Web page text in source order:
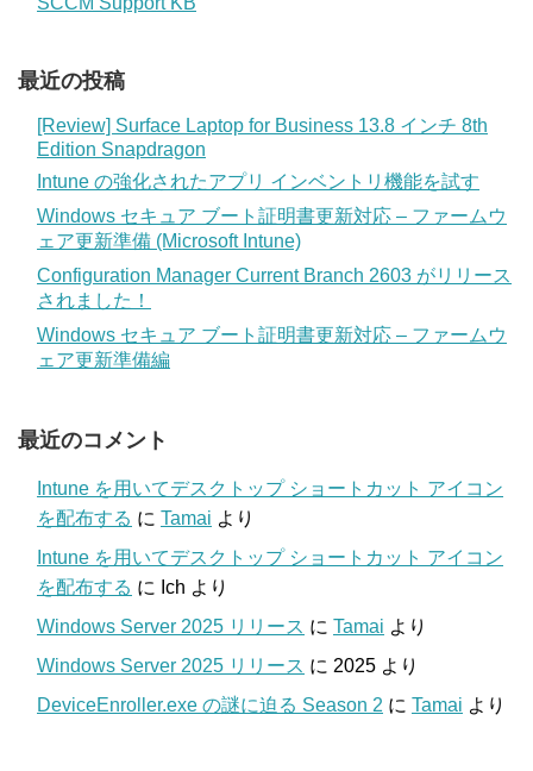
最近の投稿
[Review] Surface Laptop for Business 13.8 インチ 8th
Edition Snapdragon
Intune の強化されたアプリ インベントリ機能を試す
Windows セキュア ブート証明書更新対応 – ファームウ
ェア更新準備 (Microsoft Intune)
Configuration Manager Current Branch 2603 がリリース
されました！
Windows セキュア ブート証明書更新対応 – ファームウ
ェア更新準備編
最近のコメント
Intune を用いてデスクトップ ショートカット アイコン
を配布する に Tamai より
Intune を用いてデスクトップ ショートカット アイコン
を配布する に Ich より
Windows Server 2025 リリース に Tamai より
Windows Server 2025 リリース に 2025 より
DeviceEnroller.exe の謎に迫る Season 2 に Tamai より